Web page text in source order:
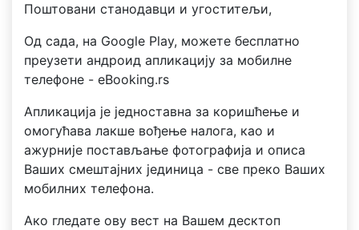
Поштовани станодавци и угоститељи,
Од сада, на Google Play, можете бесплатно
преузети андроид апликацију за мобилне
телефоне - eBooking.rs
Апликација је једноставна за коришћење и
омогућава лакше вођење налога, као и
ажурније постављање фотографија и описа
Ваших смештајних јединица - све преко Ваших
мобилних телефона.
Ако гледате ову вест на Вашем десктоп